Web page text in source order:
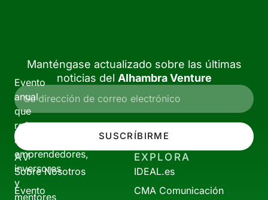
Evento
anual
que
reúne
a
emprendedores,
inversores
y
mentores
Manténgase actualizado sobre las últimas
noticias del Alhambra Venture
SUSCRÍBIRME
AV
Sobre Nosotros
Evento
EXPLORA
IDEAL.es
CMA Comunicación